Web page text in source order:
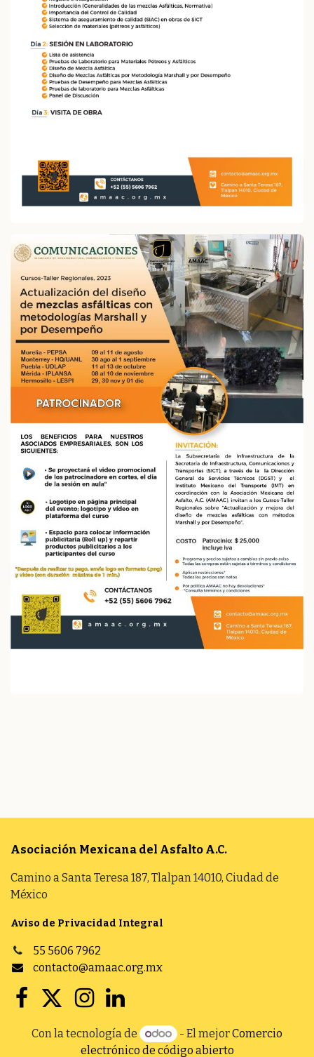
Asociación Mexicana del Asfalto A.C.
Camino a Santa Teresa 187, Tlalpan 14010, Ciudad de
México
Aviso de Privacidad Integral
55 5606 7962
contacto@amaac.org.mx
Con la tecnología de - El mejorComercio
electrónico de código abierto